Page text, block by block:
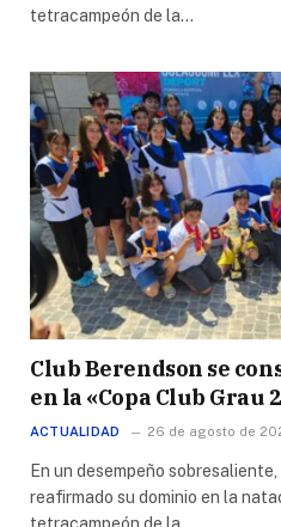
tetracampeón de la…
Club Berendson se
en la «Copa Club Grau
ACTUALIDAD 26 de agosto de
En un desempeño
reafirmado su dominio en la
tetracampeón de la…